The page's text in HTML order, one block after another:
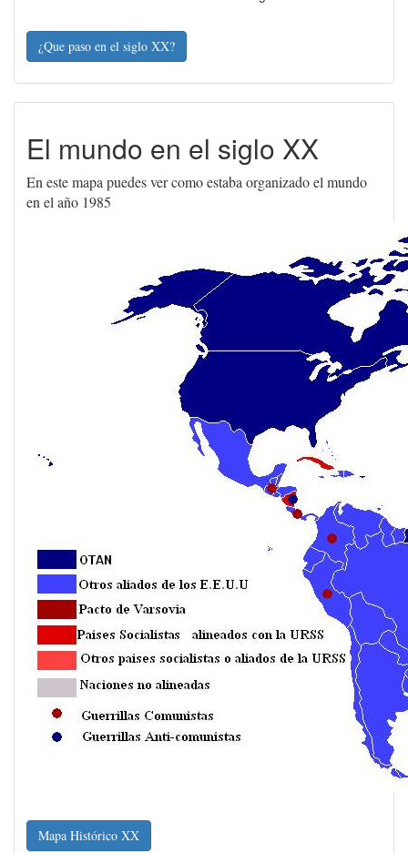
¿Que paso en el siglo XX?
El mundo en el siglo XX
En este mapa puedes ver como estaba organizado el mundo
en el año 1985
Mapa Histórico XX